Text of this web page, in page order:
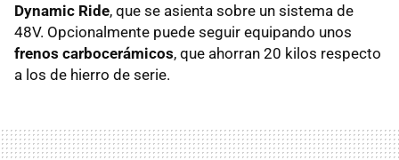
Dynamic Ride, que se asienta sobre un sistema de
48V. Opcionalmente puede seguir equipando unos
frenos carbocerámicos, que ahorran 20 kilos respecto
a los de hierro de serie.